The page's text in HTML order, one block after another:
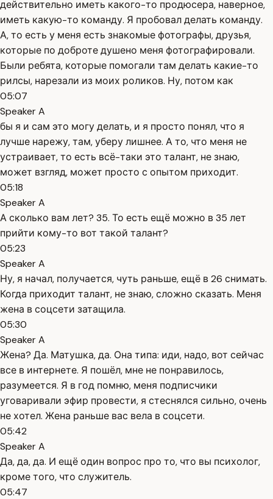
действительно иметь какого-то продюсера, наверное,
иметь какую-то команду. Я пробовал делать команду.
А, то есть у меня есть знакомые фотографы, друзья,
которые по доброте душено меня фотографировали.
Были ребята, которые помогали там делать какие-то
рилсы, нарезали из моих роликов. Ну, потом как
05:07
Speaker A
бы я и сам это могу делать, и я просто понял, что я
лучше нарежу, там, уберу лишнее. А то, что меня не
устраивает, то есть всё-таки это талант, не знаю,
может взгляд, может просто с опытом приходит.
05:18
Speaker A
А сколько вам лет? 35. То есть ещё можно в 35 лет
прийти кому-то вот такой талант?
05:23
Speaker A
Ну, я начал, получается, чуть раньше, ещё в 26 снимать.
Когда приходит талант, не знаю, сложно сказать. Меня
жена в соцсети затащила.
05:30
Speaker A
Жена? Да. Матушка, да. Она типа: иди, надо, вот сейчас
все в интернете. Я пошёл, мне не понравилось,
разумеется. Я в год помню, меня подписчики
уговаривали эфир провести, я стеснялся сильно, очень
не хотел. Жена раньше вас вела в соцсети.
05:42
Speaker A
Да, да, да. И ещё один вопрос про то, что вы психолог,
кроме того, что служитель.
05:47